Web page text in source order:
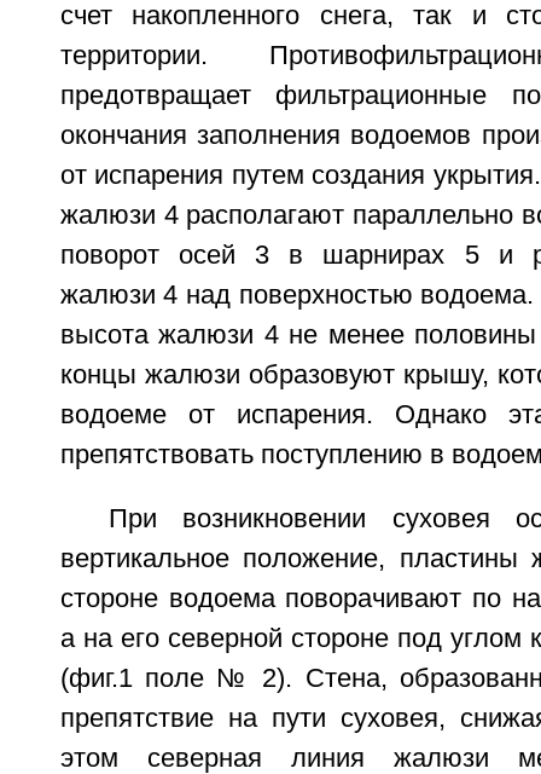
счет накопленного снега, так и
территории.
предотвращает фильтрационные
окончания заполнения водоемов
от испарения путем создания
жалюзи 4 располагают параллельно
поворот осей 3 в шарнирах 5 и
жалюзи 4 над поверхностью водоема.
высота жалюзи 4 не менее
концы жалюзи образовуют крышу,
водоеме от испарения. Однако
препятствовать поступлению в
При возникновении суховея
вертикальное положение,
стороне водоема поворачивают по
а на его северной стороне под углом
(фиг.1 поле № 2). Стена,
препятствие на пути суховея,
этом северная линия жалюзи